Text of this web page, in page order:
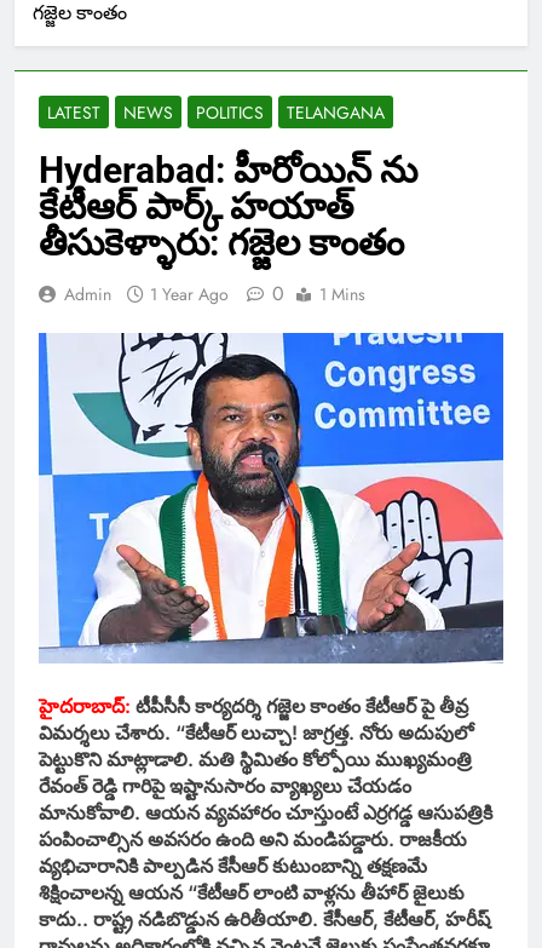
గజ్జెల కాంతం
LATEST NEWS POLITICS TELANGANA
Hyderabad: హీరోయిన్ ను
కేటీఆర్ పార్క్ హయాత్
తీసుకెళ్ళారు: గజ్జెల కాంతం
Admin 1 Year Ago 0 1 Mins
హైదరాబాద్: టీపీసీసీ కార్యదర్శి గజ్జెల కాంతం కేటీఆర్ పై తీవ్ర
విమర్శలు చేశారు. “కేటీఆర్ లుచ్చా! జాగ్రత్త. నోరు అదుపులో
పెట్టుకొని మాట్లాడాలి. మతి స్థిమితం కోల్పోయి ముఖ్యమంత్రి
రేవంత్ రెడ్డి గారిపై ఇష్టానుసారం వ్యాఖ్యలు చేయడం
మానుకోవాలి. ఆయన వ్యవహారం చూస్తుంటే ఎర్రగడ్డ ఆసుపత్రికి
పంపించాల్సిన అవసరం ఉంది అని మండిపడ్డారు. రాజకీయ
వ్యభిచారానికి పాల్పడిన కేసీఆర్ కుటుంబాన్ని తక్షణమే
శిక్షించాలన్న ఆయన “కేటీఆర్ లాంటి వాళ్లను తీహార్ జైలుకు
కాదు.. రాష్ట్ర నడిబొడ్డున ఉరితీయాలి. కేసీఆర్, కేటీఆర్, హరీష్